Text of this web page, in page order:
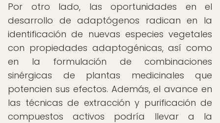
Por otro lado, las oportunidades en el
desarrollo de adaptógenos radican en la
identificación de nuevas especies vegetales
con propiedades adaptogénicas, así como
en la formulación de combinaciones
sinérgicas de plantas medicinales que
potencien sus efectos. Además, el avance en
las técnicas de extracción y purificación de
compuestos activos podría llevar a la